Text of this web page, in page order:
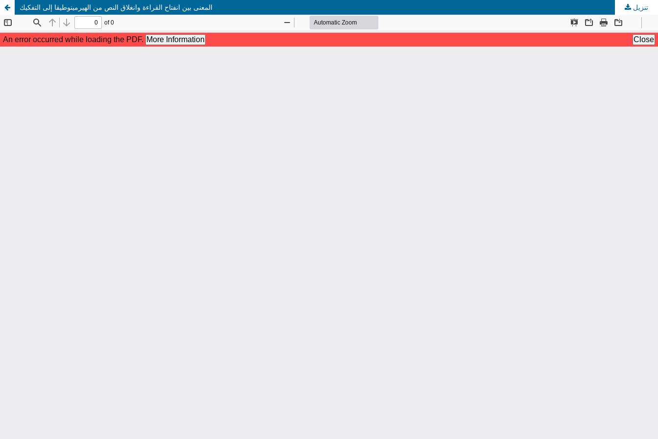
المعنى بين انفتاح القراءة وانغلاق النص من الهيرمينوطيقا إلى التفكيك تنزيل